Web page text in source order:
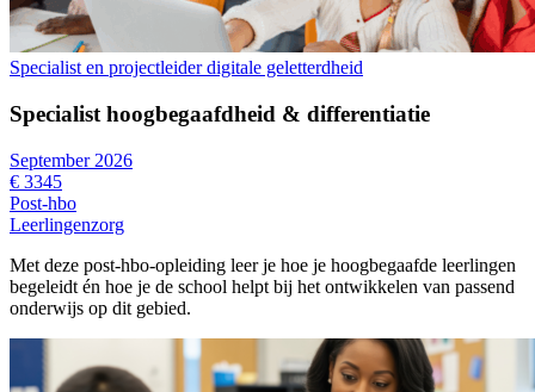
Specialist en projectleider digitale geletterdheid
Specialist hoogbegaafdheid & differentiatie
September 2026
€ 3345
Post-hbo
Leerlingenzorg
Met deze post-hbo-opleiding leer je hoe je hoogbegaafde leerlingen
begeleidt én hoe je de school helpt bij het ontwikkelen van passend
onderwijs op dit gebied.